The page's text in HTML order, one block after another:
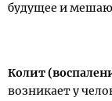
будущее и
Колит
возникает у